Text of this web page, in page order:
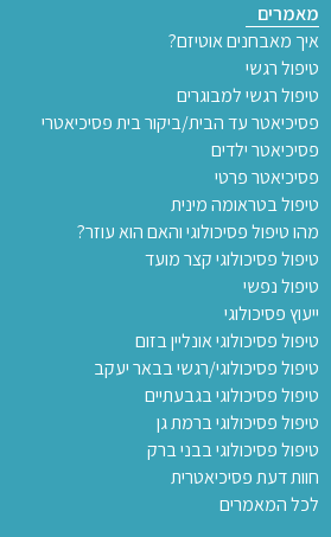
מאמרים
איך מאבחנים אוטיזם?
טיפול רגשי
טיפול רגשי למבוגרים
פסיכיאטר עד הבית/ביקור בית פסיכיאטרי
פסיכיאטר ילדים
פסיכיאטר פרטי
טיפול בטראומה מינית
מהו טיפול פסיכולוגי והאם הוא עוזר?
טיפול פסיכולוגי קצר מועד
טיפול נפשי
ייעוץ פסיכולוגי
טיפול פסיכולוגי אונליין בזום
טיפול פסיכולוגי/רגשי בבאר יעקב
טיפול פסיכולוגי בגבעתיים
טיפול פסיכולוגי ברמת גן
טיפול פסיכולוגי בבני ברק
חוות דעת פסיכיאטרית
לכל המאמרים